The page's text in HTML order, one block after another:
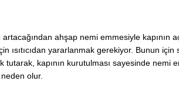
ahşap nemi emmesiyle kapının
ısıtıcıdan yararlanmak gerekiyor. Bunun
kapının kurutulması sayesinde nemi
olur.